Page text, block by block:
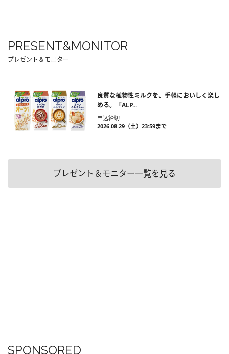
PRESENT&MONITOR
プレゼント＆モニター
良質な植物性ミルクを、手軽においしく楽し
める。「ALP...
申込締切
2026.08.29（土）23:59まで
プレゼント＆モニター一覧を見る
SPONSORED